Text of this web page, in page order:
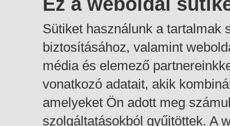
Sütiket használunk a tartalmak
biztosításához, valamint
média és elemező
vonatkozó adatait, akik
amelyeket Ön adott meg
szolgáltatásokból gyűjtöttek. A